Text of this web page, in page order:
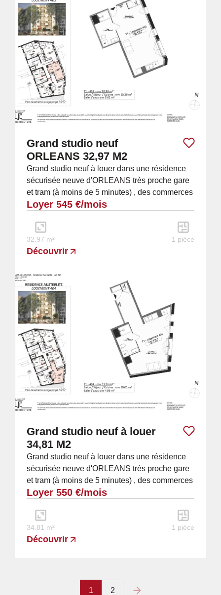
Grand studio neuf
ORLEANS 32,97 M2
Grand studio neuf à louer dans une résidence
sécurisée neuve d'ORLEANS très proche gare
et tram (à moins de 5 minutes) , des commerces
et du centre ville (étage 2/5 par...
Loyer 545 €/mois
32.97 m² 1 pièce
Découvrir
Grand studio neuf à louer
34,81 M2
Grand studio neuf à louer dans une résidence
sécurisée neuve d'ORLEANS très proche gare
et tram (à moins de 5 minutes) , des commerces
et du centre ville (étage n°2/5 par...
Loyer 550 €/mois
34.81 m² 1 pièce
Découvrir
1 2